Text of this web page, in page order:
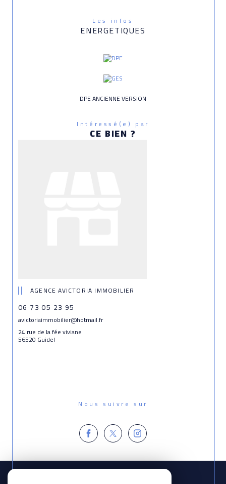
Les infos
ENERGETIQUES
DPE ANCIENNE VERSION
Intéressé(e) par
CE BIEN ?
AGENCE AVICTORIA IMMOBILIER
06 73 05 23 95
avictoriaimmobilier@hotmail.fr
24 rue de la fée viviane
56520 Guidel
Nous suivre sur
Espace